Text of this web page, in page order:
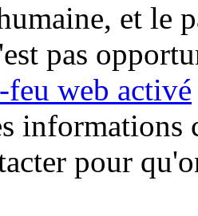
et le
pas
feu web activé
informations
pour